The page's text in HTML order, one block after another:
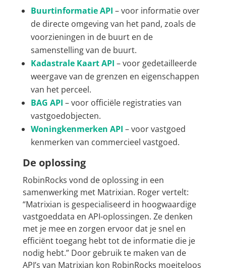
Buurtinformatie API – voor informatie over
de directe omgeving van het pand, zoals de
voorzieningen in de buurt en de
samenstelling van de buurt.
Kadastrale Kaart API – voor gedetailleerde
weergave van de grenzen en eigenschappen
van het perceel.
BAG API – voor officiële registraties van
vastgoedobjecten.
Woningkenmerken API – voor vastgoed
kenmerken van commercieel vastgoed.
De oplossing
RobinRocks vond de oplossing in een
samenwerking met Matrixian. Roger vertelt:
“Matrixian is gespecialiseerd in hoogwaardige
vastgoeddata en API-oplossingen. Ze denken
met je mee en zorgen ervoor dat je snel en
efficiënt toegang hebt tot de informatie die je
nodig hebt.” Door gebruik te maken van de
API’s van Matrixian kon RobinRocks moeiteloos